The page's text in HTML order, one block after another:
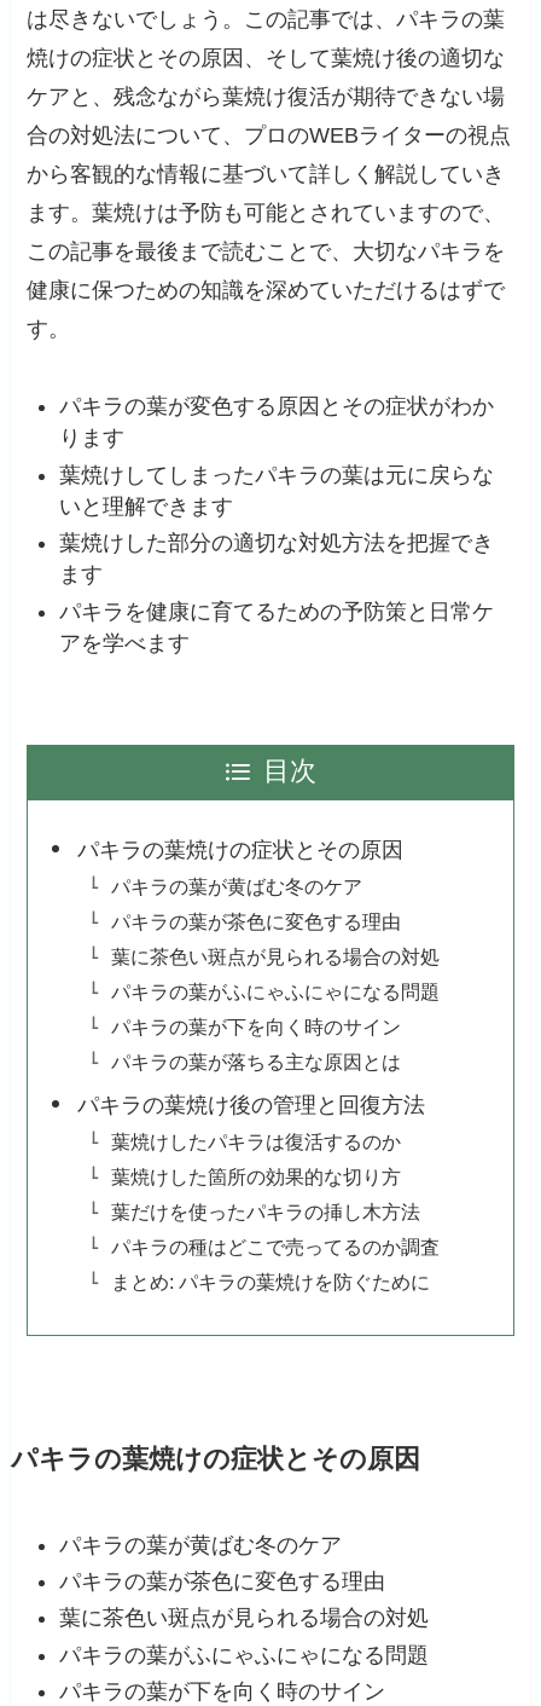
は尽きないでしょう。この記事では、パキラの葉
焼けの症状とその原因、そして葉焼け後の適切な
ケアと、残念ながら葉焼け復活が期待できない場
合の対処法について、プロのWEBライターの視点
から客観的な情報に基づいて詳しく解説していき
ます。葉焼けは予防も可能とされていますので、
この記事を最後まで読むことで、大切なパキラを
健康に保つための知識を深めていただけるはずで
す。
パキラの葉が変色する原因とその症状がわか
ります
葉焼けしてしまったパキラの葉は元に戻らな
いと理解できます
葉焼けした部分の適切な対処方法を把握でき
ます
パキラを健康に育てるための予防策と日常ケ
アを学べます
目次
パキラの葉焼けの症状とその原因
パキラの葉が黄ばむ冬のケア
パキラの葉が茶色に変色する理由
葉に茶色い斑点が見られる場合の対処
パキラの葉がふにゃふにゃになる問題
パキラの葉が下を向く時のサイン
パキラの葉が落ちる主な原因とは
パキラの葉焼け後の管理と回復方法
葉焼けしたパキラは復活するのか
葉焼けした箇所の効果的な切り方
葉だけを使ったパキラの挿し木方法
パキラの種はどこで売ってるのか調査
まとめ: パキラの葉焼けを防ぐために
パキラの葉焼けの症状とその原因
パキラの葉が黄ばむ冬のケア
パキラの葉が茶色に変色する理由
葉に茶色い斑点が見られる場合の対処
パキラの葉がふにゃふにゃになる問題
パキラの葉が下を向く時のサイン